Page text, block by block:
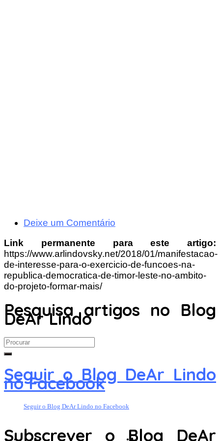
Deixe um Comentário
Link permanente para este artigo:
https://www.arlindovsky.net/2018/01/manifestacao-
de-interesse-para-o-exercicio-de-funcoes-na-
republica-democratica-de-timor-leste-no-ambito-
do-projeto-formar-mais/
Pesquisa artigos no Blog
DeAr Lindo
Search
for:
Seguir o Blog DeAr Lindo
no Facebook
Seguir o Blog DeAr Lindo no Facebook
Subscrever o Blog DeAr